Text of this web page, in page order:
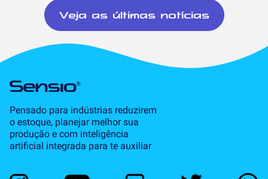
Veja as últimas notícias
Pensado para indústrias reduzirem
o estoque, planejar melhor sua
produção e com inteligência
artificial integrada para te auxiliar